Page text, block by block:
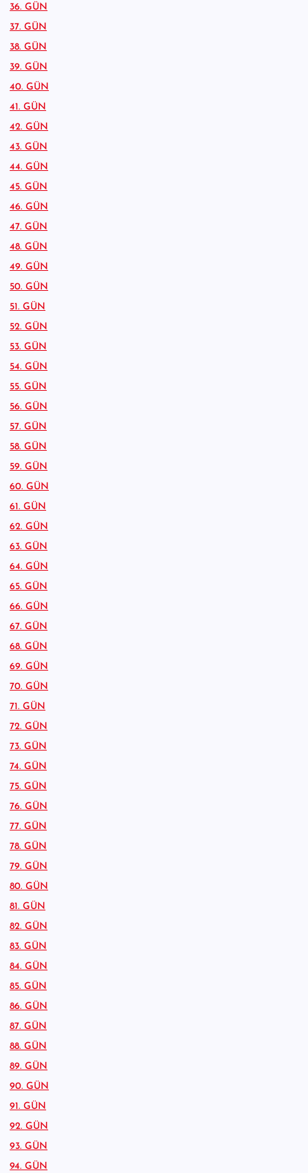
36. GÜN
37. GÜN
38. GÜN
39. GÜN
40. GÜN
41. GÜN
42. GÜN
43. GÜN
44. GÜN
45. GÜN
46. GÜN
47. GÜN
48. GÜN
49. GÜN
50. GÜN
51. GÜN
52. GÜN
53. GÜN
54. GÜN
55. GÜN
56. GÜN
57. GÜN
58. GÜN
59. GÜN
60. GÜN
61. GÜN
62. GÜN
63. GÜN
64. GÜN
65. GÜN
66. GÜN
67. GÜN
68. GÜN
69. GÜN
70. GÜN
71. GÜN
72. GÜN
73. GÜN
74. GÜN
75. GÜN
76. GÜN
77. GÜN
78. GÜN
79. GÜN
80. GÜN
81. GÜN
82. GÜN
83. GÜN
84. GÜN
85. GÜN
86. GÜN
87. GÜN
88. GÜN
89. GÜN
90. GÜN
91. GÜN
92. GÜN
93. GÜN
94. GÜN